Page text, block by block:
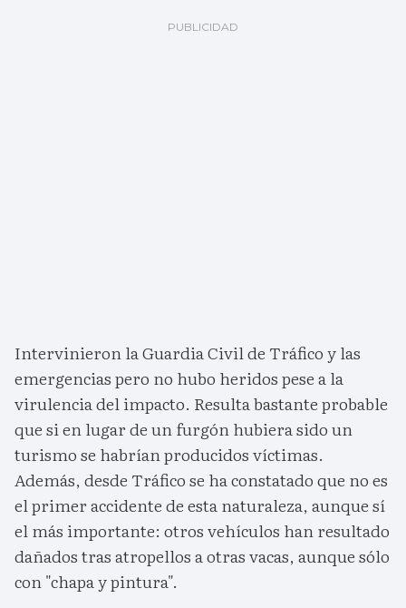
Intervinieron la Guardia Civil de Tráfico y las
emergencias pero no hubo heridos pese a la
virulencia del impacto. Resulta bastante probable
que si en lugar de un furgón hubiera sido un
turismo se habrían producidos víctimas.
Además, desde Tráfico se ha constatado que no es
el primer accidente de esta naturaleza, aunque sí
el más importante: otros vehículos han resultado
dañados tras atropellos a otras vacas, aunque sólo
con "chapa y pintura".